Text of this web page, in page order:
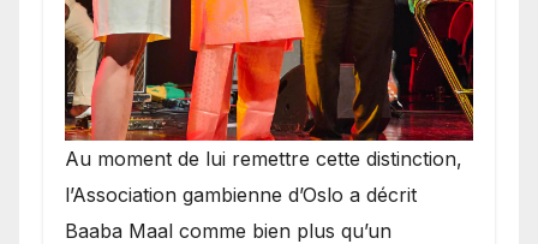
​Au moment de lui remettre cette distinction,
l’Association gambienne d’Oslo a décrit
Baaba Maal comme bien plus qu’un